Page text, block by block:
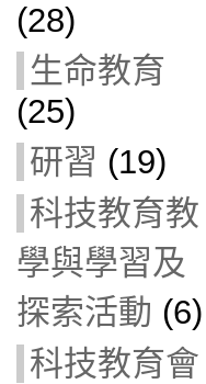
(28)
生命教育
(25)
研習 (19)
科技教育教
學與學習及
探索活動 (6)
科技教育會